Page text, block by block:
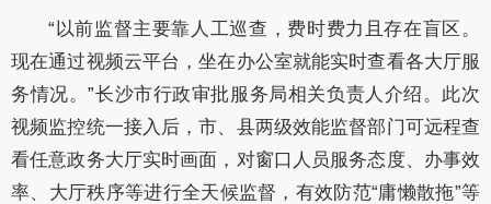
“以前监督主要靠人工巡查，费时费力且存在盲区。
现在通过视频云平台，坐在办公室就能实时查看各大厅服
务情况。”长沙市行政审批服务局相关负责人介绍。此次
视频监控统一接入后，市、县两级效能监督部门可远程查
看任意政务大厅实时画面，对窗口人员服务态度、办事效
率、大厅秩序等进行全天候监督，有效防范“庸懒散拖”等